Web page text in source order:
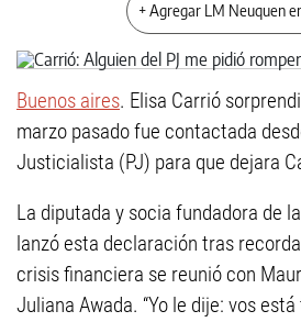
+ Agregar LM Neuquen
Buenos aires. Elisa Carrió
marzo pasado fue contactada
Justicialista (PJ) para que dejara
La diputada y socia fundadora de
lanzó esta declaración tras
crisis financiera se reunió con
Juliana Awada. “Yo le dije: vos